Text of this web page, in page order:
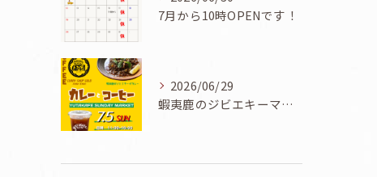
7月から10時OPENです！
2026/06/29
蝦夷鹿のジビエキーマカレーが食べられる7/5『カレーとコーヒーと七夕』開催！